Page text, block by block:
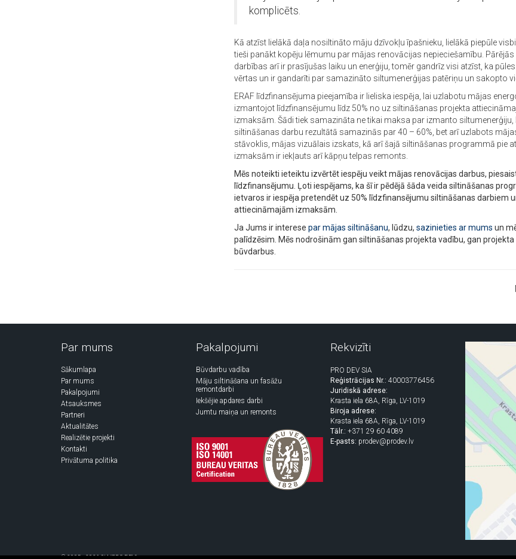
komplicēts.
Kā atzīst lielākā daļa nosiltināto māju dzīvokļu īpašnieku, lielākā piepūle
tieši panākt kopēju lēmumu par mājas renovācijas nepieciešamību.
darbības arī ir prasījušas laiku un enerģiju, tomēr gandrīz visi atzīst, ka
vērtas un ir gandarīti par samazināto siltumenerģijas patēriņu un sakopto
ERAF līdzfinansējuma pieejamība ir lieliska iespēja, lai uzlabotu mājas
izmantojot līdzfinansējumu līdz 50% no uz siltināšanas projekta
izmaksām. Šādi tiek samazināta ne tikai maksa par izmanto
siltināšanas darbu rezultātā samazinās par 40 – 60%, bet arī uzlabots
stāvoklis, mājas vizuālais izskats, kā arī šajā siltināšanas programmā pie
izmaksām ir iekļauts arī kāpņu telpas remonts.
Mēs noteikti ieteiktu izvērtēt iespēju veikt mājas renovācijas darbus,
līdzfinansējumu. Ļoti iespējams, ka šī ir pēdējā šāda veida siltināšanas
ietvaros ir iespēja pretendēt uz 50% līdzfinansējumu siltināšanas darbiem
attiecināmajām izmaksām.
Ja Jums ir interese par mājas siltināšanu, lūdzu, sazinieties ar mums un
palīdzēsim. Mēs nodrošinām gan siltināšanas projekta vadību, gan
būvdarbus.
Par mums
Sākumlapa
Par mums
Pakalpojumi
Atsauksmes
Partneri
Aktualitātes
Realizētie projekti
Kontakti
Privātuma politika
Pakalpojumi
Būvdarbu vadība
Māju siltināšana un fasāžu
remontdarbi
Iekšējie apdares darbi
Jumtu maiņa un remonts
Rekvizīti
PRO DEV SIA
Reģistrācijas Nr.: 40003776456
Juridiskā adrese:
Krasta iela 68A, Rīga, LV-1019
Biroja adrese:
Krasta iela 68A, Rīga, LV-1019
Tālr.: +371 29 60 4089
E-pasts: prodev@prodev.lv